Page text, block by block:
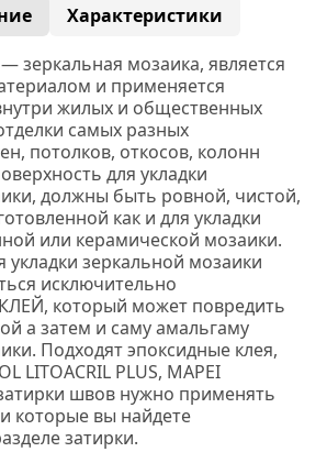
Характеристики
—зеркальная мозаика, является
и применяется
жилых и общественных
самых разных
потолков, откосов, колонн
для укладки
должны быть ровной, чистой,
как и для укладки
или керамической мозаики.
зеркальной мозаики
исключительно
который может повредить
а затем и саму амальгаму
Подходят эпоксидные клея,
LITOACRIL PLUS, MAPEI
швов нужно применять
которые вы найдете
затирки.